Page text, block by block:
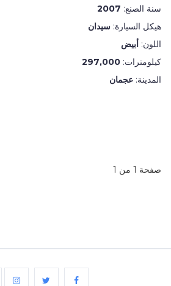
سنة الصنع: 2007
هيكل السيارة: سيدان
اللون: أبيض
كيلومترات: 297,000
المدينة: عجمان
صفحة 1 من 1